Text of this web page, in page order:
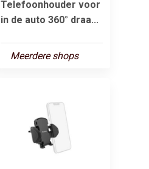
Telefoonhouder voor
in de auto 360° draa...
Meerdere shops